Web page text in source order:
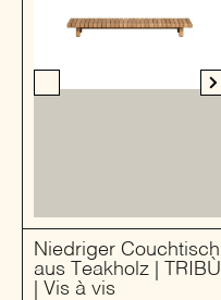
Niedriger Couchtisch
aus Teakholz | TRIBÙ
| Vis à vis